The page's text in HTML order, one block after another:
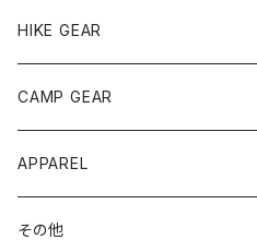
andwander
ANOBA
AO COOLERS
asobito
HIKE GEAR
テント、シェルター
バックパック
ポーチ／サコッシュ
CAMP GEAR
テント、タープ
テント、シェルター
スリーピングギア
APPAREL
トップス
その他